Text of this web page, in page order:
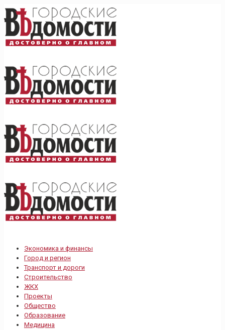
Экономика и финансы
Город и регион
Транспорт и дороги
Строительство
ЖКХ
Проекты
Общество
Образование
Медицина